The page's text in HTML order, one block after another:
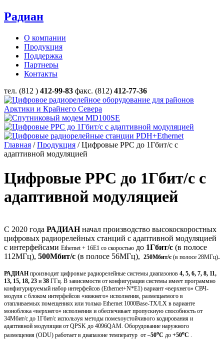
Радиан
О компании
Продукция
Поддержка
Партнеры
Контакты
тел. (812 ) 412-99-83 факс. (812) 412-77-36
Главная /Продукция / Цифровые РРС до 1Гбит/с с
адаптивной модуляцией
Цифровые РРС до 1Гбит/с с
адаптивной модуляцией
С 2020 года РАДИАНначал производство высокоскоростных
цифровых радиорелейных станций с адаптивной модуляцией
с интерфейсами Ethernet + 16E1 со скоростью до 1Гбит/с (в полосе
112МГц), 500Мбит/с (в полосе 56МГц), 250Мбит/с (в полосе 28МГц).
РАДИАН производит цифровые радиорелейные системы диапазонов 4, 5, 6, 7, 8, 11,
13, 15, 18, 23 и 38 ГГц . В зависимости от конфигурации системы имеет программно
конфигурируемый набор интерфейсов (Ethernet+N*E1) вариант «верхнего» СВЧ-
модуля с блоком интерфейсов «нижнего» исполнения, размещаемого в
отапливаемых помещениях или только Ethernet 1000Base-TX/LX в варианте
моноблока «верхнего» исполнения и обеспечивает пропускную способность от
34Мбит/с до 1Гбит/с используя методы помехоустойчивого кодирования и
адаптивной модуляции от QPSK до 4096QAM . Оборудование наружного
размещения (ODU) работает в диапазоне температур от –50оС до +50оС